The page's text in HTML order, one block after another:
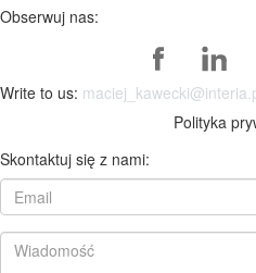
Obserwuj nas:
Write to us:
Polityka
Skontaktuj się z nami: